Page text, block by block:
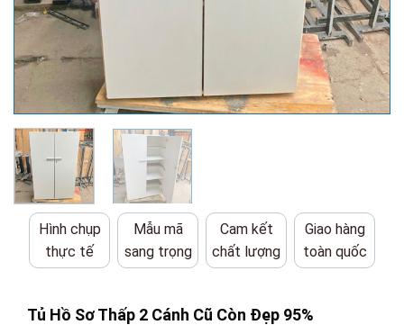
Hình chụp
thực tế
Mẫu mã
sang trọng
Cam kết
chất lượng
Giao hàng
toàn quốc
Tủ Hồ Sơ Thấp 2 Cánh Cũ Còn Đẹp 95%